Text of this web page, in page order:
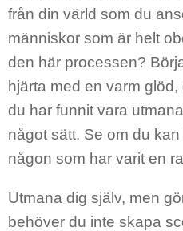
från din värld som du
människor som är helt
den här processen?
hjärta med en varm
du har funnit vara
något sätt. Se om du
någon som har varit en
Utmana dig själv, men
behöver du inte skapa